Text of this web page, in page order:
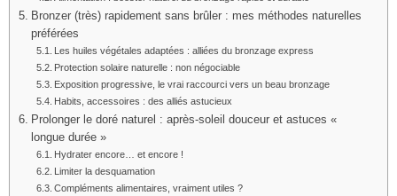
Bronzer (très) rapidement sans brûler : mes méthodes naturelles
préférées
Les huiles végétales adaptées : alliées du bronzage express
Protection solaire naturelle : non négociable
Exposition progressive, le vrai raccourci vers un beau bronzage
Habits, accessoires : des alliés astucieux
Prolonger le doré naturel : après-soleil douceur et astuces «
longue durée »
Hydrater encore… et encore !
Limiter la desquamation
Compléments alimentaires, vraiment utiles ?